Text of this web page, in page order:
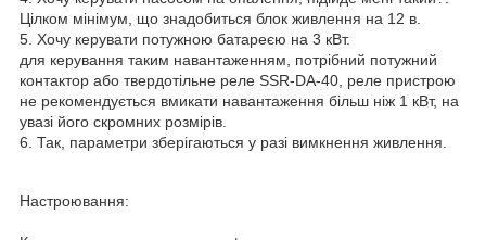
Цілком мінімум, що знадобиться блок живлення на 12 в.
5. Хочу керувати потужною батареєю на 3 кВт.
для керування таким навантаженням, потрібний потужний
контактор або твердотільне реле SSR-DA-40, реле пристрою
не рекомендується вмикати навантаження більш ніж 1 кВт, на
увазі його скромних розмірів.
6. Так, параметри зберігаються у разі вимкнення живлення.
Настроювання: